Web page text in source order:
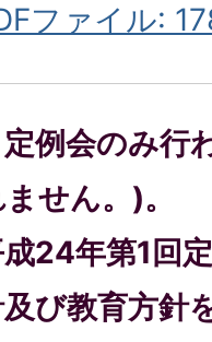
ファイル:
例会のみ行
せん。)。
24年第1回
び教育方針